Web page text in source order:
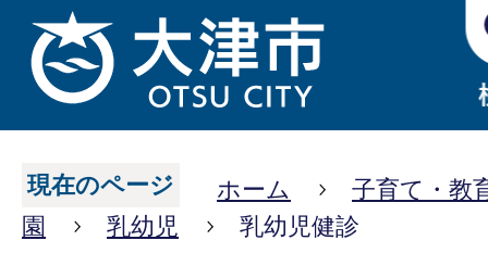
現在のページ ホーム
子育て・教
園
乳幼児 乳幼児健診